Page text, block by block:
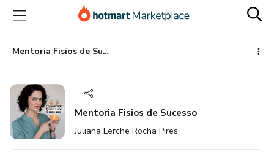
para
conteúdo
principal
para
pagamento
para
rodapé
Mentoria Fisios de Sucesso
Mentoria Fisios de Sucesso
Juliana Lerche Rocha Pires